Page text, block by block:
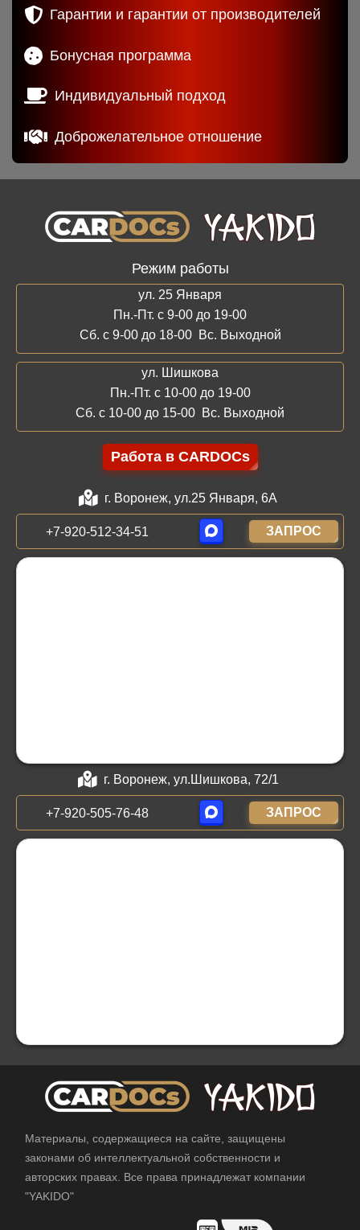
Гарантии и гарантии от производителей
Бонусная программа
Индивидуальный подход
Доброжелательное отношение
Режим работы
ул. 25 Января
Пн.-Пт. с 9-00 до 19-00
Сб. с 9-00 до 18-00 Вс. Выходной
ул. Шишкова
Пн.-Пт. с 10-00 до 19-00
Сб. с 10-00 до 15-00 Вс. Выходной
Работа в CARDOCs
г. Воронеж, ул.25 Января, 6А
+7-920-512-34-51 ЗАПРОС
г. Воронеж, ул.Шишкова, 72/1
+7-920-505-76-48 ЗАПРОС
Материалы, содержащиеся на сайте, защищены
законами об интеллектуальной собственности и
авторских правах. Все права принадлежат компании
"YAKIDO"